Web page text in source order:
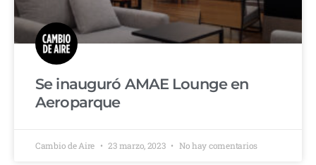
Se inauguró AMAE Lounge en
Aeroparque
Cambio de Aire 23 marzo, 2023 No hay comentarios